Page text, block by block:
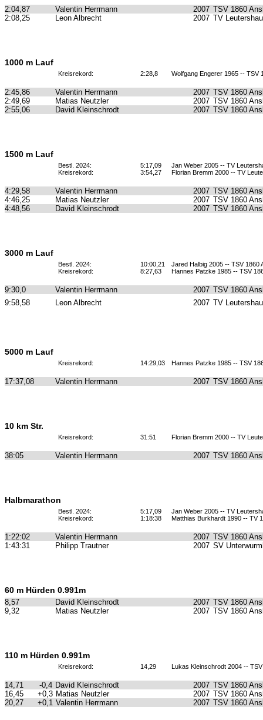
2:04,87 Valentin Herrmann 2007 TSV 1860
2:08,25
Leon Albrecht 2007 TV
1000 m Lauf
Kreisrekord: 2:28,8 Wolfgang Engerer 1965 -- TSV
2:45,86 Valentin Herrmann 2007 TSV 1860
2:49,69
Matias Neutzler 2007 TSV 1860
2:55,06
David Kleinschrodt 2007 TSV 1860
1500 m Lauf
Bestl. 2024: 5:17,09
Jan Weber 2005 -- TV
Kreisrekord:
3:54,27 Florian Bremm 2000 -- TV
4:29,58 Valentin Herrmann 2007 TSV 1860
4:46,25
Matias Neutzler 2007 TSV 1860
4:48,56
David Kleinschrodt 2007 TSV 1860
3000 m Lauf
Bestl. 2024: 10:00,21
Jared Halbig 2005 -- TSV 1860
Kreisrekord:
8:27,63 Hannes Patzke 1985 -- TSV
9:30,0 Valentin Herrmann 2007 TSV 1860
9:58,58
Leon Albrecht 2007 TV
5000 m Lauf
Kreisrekord: 14:29,03 Hannes Patzke 1985 -- TSV
17:37,08 Valentin Herrmann 2007 TSV 1860
10 km Str.
Kreisrekord: 31:51 Florian Bremm 2000 -- TV
38:05 Valentin Herrmann 2007 TSV 1860
Halbmarathon
Bestl. 2024: 5:17,09
Jan Weber 2005 -- TV
Kreisrekord:
1:18:38 Matthias Burkhardt 1990 -- TV
1:22:02 Valentin Herrmann 2007 TSV 1860
1:43:31
Philipp Trautner 2007 SV
60 m Hürden 0.991m
8,57 David Kleinschrodt 2007 TSV 1860
9,32
Matias Neutzler 2007 TSV 1860
110 m Hürden 0.991m
Kreisrekord: 14,29 Lukas Kleinschrodt 2004 --
14,71 -0,4 David Kleinschrodt 2007 TSV 1860
16,45
+0,3 Matias Neutzler 2007 TSV 1860
20,27
+0,1 Valentin Herrmann 2007 TSV 1860